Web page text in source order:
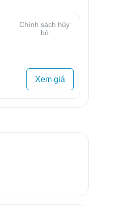
Chính sách hủy
bỏ
Xem giá